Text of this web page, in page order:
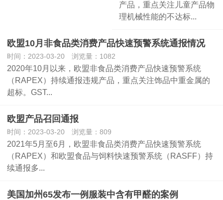
产品，重点关注儿童产品物
理机械性能的不达标...
欧盟10月非食品类消费产品快速预警系统通报情况
时间：2023-03-20 浏览量：1082
2020年10月以来，欧盟非食品类消费产品快速预警系统
（RAPEX）持续通报违规产品，重点关注饰品中重金属的
超标。GST...
欧盟产品召回通报
时间：2023-03-20 浏览量：809
2021年5月至6月，欧盟非食品类消费产品快速预警系统
（RAPEX）和欧盟食品与饲料快速预警系统（RASFF）持
续通报多...
美国加州65发布一例服装中含有甲醛的案例